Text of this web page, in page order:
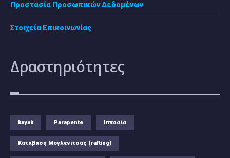
Προστασία Προσωπικών Δεδομένων
Στοιχεία Επικοινωνίας
Δραστηριότητες
kayak Parapente Ιππασία
Κατάβαση Μογλενίτσας (rafting)